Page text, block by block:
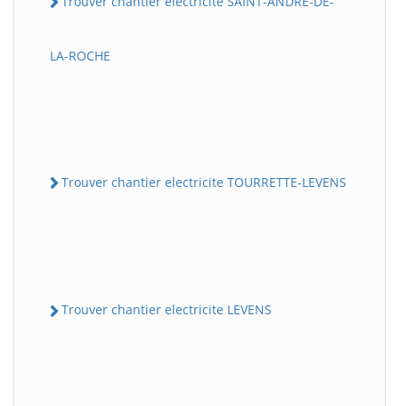
LA-ROCHE
Trouver chantier electricite TOURRETTE-LEVENS
Trouver chantier electricite LEVENS